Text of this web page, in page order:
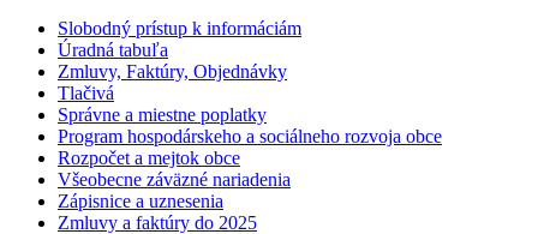
Slobodný prístup k informáciám
Úradná tabuľa
Zmluvy, Faktúry, Objednávky
Tlačivá
Správne a miestne poplatky
Program hospodárskeho a sociálneho rozvoja obce
Rozpočet a mejtok obce
Všeobecne záväzné nariadenia
Zápisnice a uznesenia
Zmluvy a faktúry do 2025